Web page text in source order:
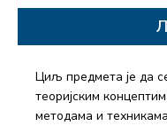
Циљ предмета је да
теоријским
методама и